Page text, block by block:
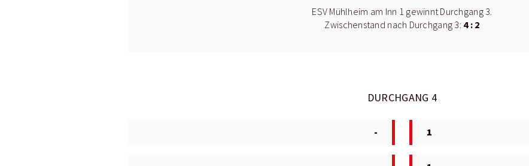
ESV Mühlheim am Inn 1 gewinnt Durchgang 3.
Zwischenstand nach Durchgang 3: 4 : 2
DURCHGANG 4
- 1